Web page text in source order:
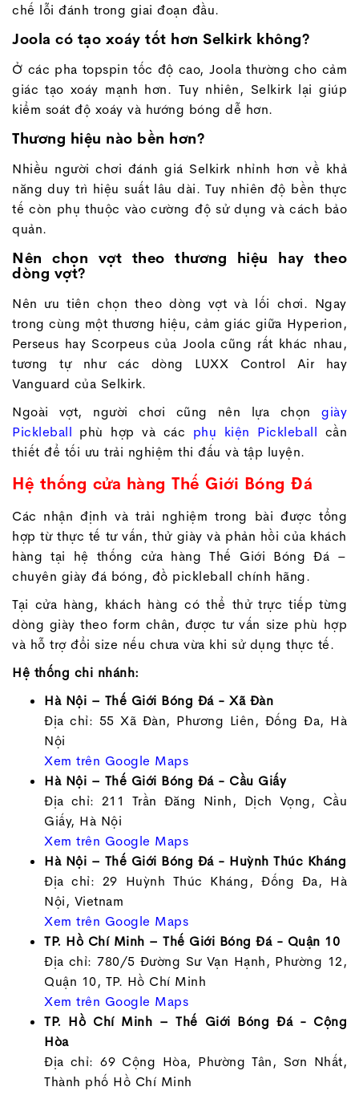
chế lỗi đánh trong giai đoạn đầu.
Joola có tạo xoáy tốt hơn Selkirk không?
Ở các pha topspin tốc độ cao, Joola thường cho cảm
giác tạo xoáy mạnh hơn. Tuy nhiên, Selkirk lại giúp
kiểm soát độ xoáy và hướng bóng dễ hơn.
Thương hiệu nào bền hơn?
Nhiều người chơi đánh giá Selkirk nhỉnh hơn về khả
năng duy trì hiệu suất lâu dài. Tuy nhiên độ bền thực
tế còn phụ thuộc vào cường độ sử dụng và cách bảo
quản.
Nên chọn vợt theo thương hiệu hay theo
dòng vợt?
Nên ưu tiên chọn theo dòng vợt và lối chơi. Ngay
trong cùng một thương hiệu, cảm giác giữa Hyperion,
Perseus hay Scorpeus của Joola cũng rất khác nhau,
tương tự như các dòng LUXX Control Air hay
Vanguard của Selkirk.
Ngoài vợt, người chơi cũng nên lựa chọn giày
Pickleball phù hợp và các phụ kiện Pickleball cần
thiết để tối ưu trải nghiệm thi đấu và tập luyện.
Hệ thống cửa hàng Thế Giới Bóng Đá
Các nhận định và trải nghiệm trong bài được tổng
hợp từ thực tế tư vấn, thử giày và phản hồi của khách
hàng tại hệ thống cửa hàng Thế Giới Bóng Đá –
chuyên giày đá bóng, đồ pickleball chính hãng.
Tại cửa hàng, khách hàng có thể thử trực tiếp từng
dòng giày theo form chân, được tư vấn size phù hợp
và hỗ trợ đổi size nếu chưa vừa khi sử dụng thực tế.
Hệ thống chi nhánh:
Hà Nội – Thế Giới Bóng Đá - Xã Đàn
Địa chỉ: 55 Xã Đàn, Phương Liên, Đống Đa, Hà
Nội
Xem trên Google Maps
Hà Nội – Thế Giới Bóng Đá - Cầu Giấy
Địa chỉ: 211 Trần Đăng Ninh, Dịch Vọng, Cầu
Giấy, Hà Nội
Xem trên Google Maps
Hà Nội – Thế Giới Bóng Đá - Huỳnh Thúc Kháng
Địa chỉ: 29 Huỳnh Thúc Kháng, Đống Đa, Hà
Nội, Vietnam
Xem trên Google Maps
TP. Hồ Chí Minh – Thế Giới Bóng Đá - Quận 10
Địa chỉ: 780/5 Đường Sư Vạn Hạnh, Phường 12,
Quận 10, TP. Hồ Chí Minh
Xem trên Google Maps
TP. Hồ Chí Minh – Thế Giới Bóng Đá - Cộng
Hòa
Địa chỉ: 69 Cộng Hòa, Phường Tân, Sơn Nhất,
Thành phố Hồ Chí Minh